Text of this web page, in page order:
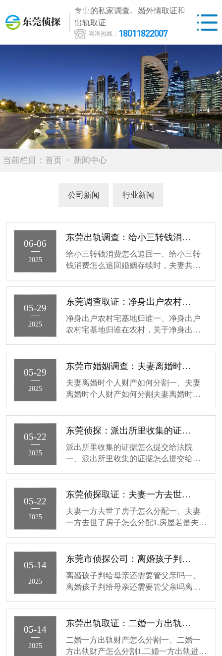
专业的私家调查、婚外情取证和
出轨取证
咨询热线： 18011822007
当前栏目： 首页 新闻中心
公司新闻 行业新闻
06-06
2025
东莞出轨调查：给小三转钱消费怎么追回
给小三转钱消费怎么追回一、给小三转
钱消费怎么追回婚姻存续时，夫妻共同
方，把共同财产送给小三花，这行为侵
害了对方平等处理权，是无效的。想追
05-29
2025
东莞调查取证：净身出户农村宅基地归谁
净身出户农村宅基地归谁一、净身出户
农村宅基地归谁在农村，关于净身出户
来看。如果该宅基地上有合法的房屋，
且该房屋的产权明确属于夫妻共同所
05-29
2025
东莞市婚姻调查：夫妻离婚时个人财产如何分割
夫妻离婚时个人财产如何分割一、夫妻
离婚时个人财产如何分割夫妻离婚时，
明确个人财产的范围，包括婚前财产、
一方因受到人身损害获得的赔偿或者补
05-22
2025
东莞侦探：派出所里收集的证据怎么提交给法院
派出所里收集的证据怎么提交给法院
一、派出所里收集的证据怎么提交给法
法院，通常会整理成案卷并加盖公章。2.
移送法院时，要制作证据移送清单，明
05-22
2025
东莞侦探取证：夫妻一方去世了房子怎么分配
夫妻一方去世了房子怎么分配一、夫妻
一方去世了房子怎么分配1.房屋若是夫妻
偶，另一半当作去世方的遗产。2.依法定
继承来看，配偶、子女和父母属于第一
05-14
2025
东莞市侦探公司：离婚孩子判给母亲还需要管父亲吗
离婚孩子判给母亲还需要管父亲吗一、
离婚孩子判给母亲还需要管父亲吗离婚
务仍在。父母和子女的关系，不会因离
婚就没了。赡养是子女法定责任，源于
05-14
2025
东莞出轨取证：二婚一方出轨财产怎么分割
二婚一方出轨财产怎么分割一、二婚一
方出轨财产怎么分割1.二婚一方出轨进行